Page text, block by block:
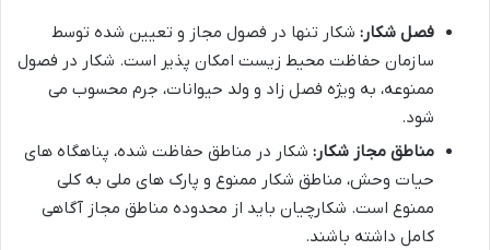
فصل شکار: شکار تنها در فصول مجاز و تعیین شده توسط
سازمان حفاظت محیط زیست امکان پذیر است. شکار در فصول
ممنوعه، به ویژه فصل زاد و ولد حیوانات، جرم محسوب می
شود.
مناطق مجاز شکار: شکار در مناطق حفاظت شده، پناهگاه های
حیات وحش، مناطق شکار ممنوع و پارک های ملی به کلی
ممنوع است. شکارچیان باید از محدوده مناطق مجاز آگاهی
کامل داشته باشند.